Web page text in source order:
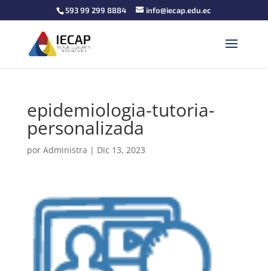
593 99 299 8884 info@iecap.edu.ec
epidemiologia-tutoria-
personalizada
por Administra | Dic 13, 2023